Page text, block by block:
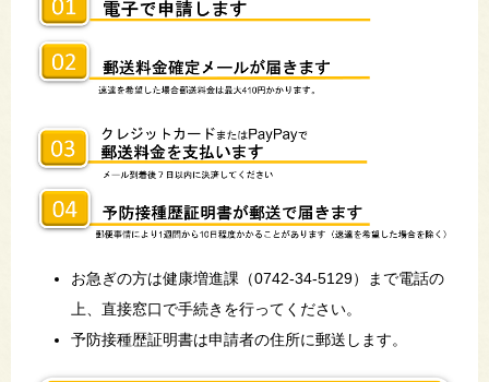
お急ぎの方は健康増進課（0742-34-5129）まで電話の
上、直接窓口で手続きを行ってください。
予防接種歴証明書は申請者の住所に郵送します。